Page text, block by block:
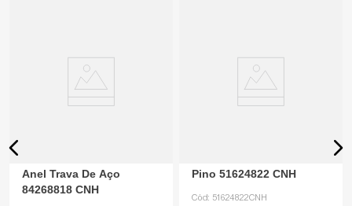
Anel Trava De Aço
84268818 CNH
Pino 51624822 CNH
Cód: 51624822CNH